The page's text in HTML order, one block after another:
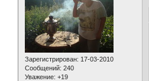
Зарегистрирован: 17-03-2010
Сообщений: 240
Уважение: +19